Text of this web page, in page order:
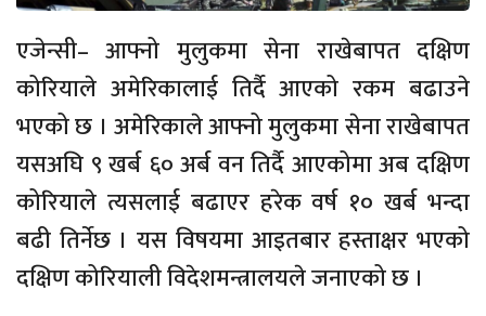
एजेन्सी– आफ्नो मुलुकमा सेना राखेबापत दक्षिण
कोरियाले अमेरिकालाई तिर्दै आएको रकम बढाउने
भएको छ । अमेरिकाले आफ्नो मुलुकमा सेना राखेबापत
यसअघि ९ खर्ब ६० अर्ब वन तिर्दै आएकोमा अब दक्षिण
कोरियाले त्यसलाई बढाएर हरेक वर्ष १० खर्ब भन्दा
बढी तिर्नेछ । यस विषयमा आइतबार हस्ताक्षर भएको
दक्षिण कोरियाली विदेशमन्त्रालयले जनाएको छ ।